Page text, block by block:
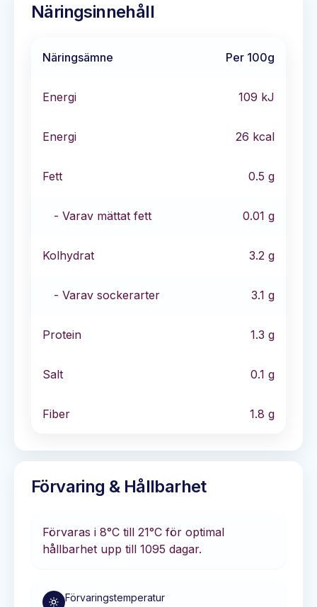
Näringsinnehåll
Näringsämne Per 100g
Energi 109 kJ
Energi 26 kcal
Fett 0.5 g
- Varav mättat fett 0.01 g
Kolhydrat 3.2 g
- Varav sockerarter 3.1 g
Protein 1.3 g
Salt 0.1 g
Fiber 1.8 g
Förvaring & Hållbarhet
Förvaras i 8°C till 21°C för optimal
hållbarhet upp till 1095 dagar.
Förvaringstemperatur